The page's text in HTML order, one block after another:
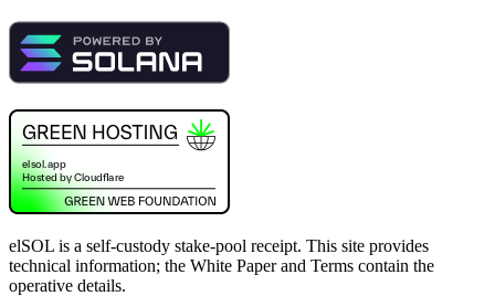
elSOL is a self-custody stake-pool receipt. This site provides
technical information; the White Paper and Terms contain the
operative details.